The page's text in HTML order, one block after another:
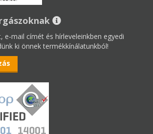
e-mail címét és hírleveleinkben egyedi
ki önnek termékkínálatunkból!